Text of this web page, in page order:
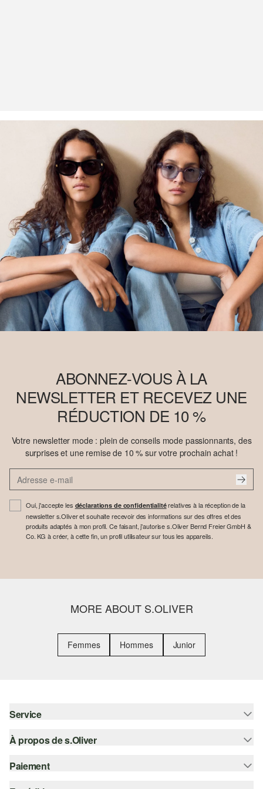
ABONNEZ-VOUS À LA
NEWSLETTER ET RECEVEZ UNE
RÉDUCTION DE 10 %
Votre newsletter mode : plein de conseils mode passionnants, des
surprises et une remise de 10 % sur votre prochain achat !
Oui, j'accepte les déclarations de confidentialitérelatives à la réception de la
newsletter s.Oliver et souhaite recevoir des informations sur des offres et des
produits adaptés à mon profil. Ce faisant, j'autorise s.Oliver Bernd Freier GmbH &
Co. KG à créer, à cette fin, un profil utilisateur sur tous les appareils.
MORE ABOUT S.OLIVER
Femmes Hommes Junior
Service
Aide - FAQ
Guide des tailles
À propos de s.Oliver
S'abonner à la Newsletter
s.Oliver Card
Paiement